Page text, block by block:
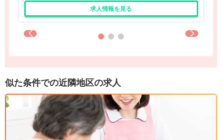
求人情報を見る
似た条件での近隣地区の求人